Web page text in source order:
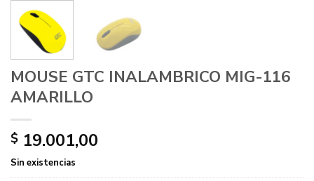
MOUSE GTC INALAMBRICO MIG-116
AMARILLO
$ 19.001,00
Sin existencias